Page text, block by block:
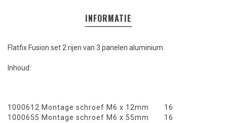
INFORMATIE
Flatfix Fusion set 2 rijen van 3 panelen aluminium
Inhoud:
1000612 Montage schroef M6 x 12mm
16
1000655 Montage schroef M6 x 55mm
16